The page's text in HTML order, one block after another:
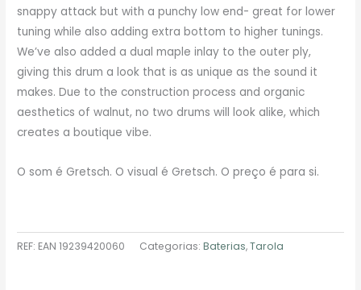
snappy attack but with a punchy low end- great for lower
tuning while also adding extra bottom to higher tunings.
We’ve also added a dual maple inlay to the outer ply,
giving this drum a look that is as unique as the sound it
makes. Due to the construction process and organic
aesthetics of walnut, no two drums will look alike, which
creates a boutique vibe.
O som é Gretsch. O visual é Gretsch. O preço é para si.
REF: EAN 19239420060 Categorias:Baterias,Tarola